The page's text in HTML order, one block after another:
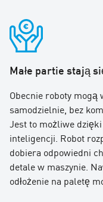
Małe partie stają
Obecnie roboty mogą
samodzielnie, bez
Jest to możliwe
inteligencji. Robot
dobiera odpowiedni
detale w maszynie.
odłożenie na paletę